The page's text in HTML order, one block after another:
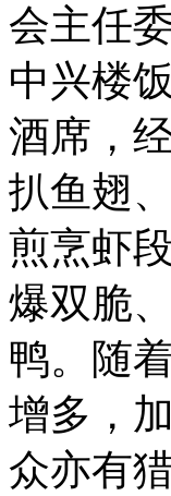
会主任
中兴楼
酒席，
扒鱼翅
煎烹虾
爆双脆
鸭。随
增多，
众亦有